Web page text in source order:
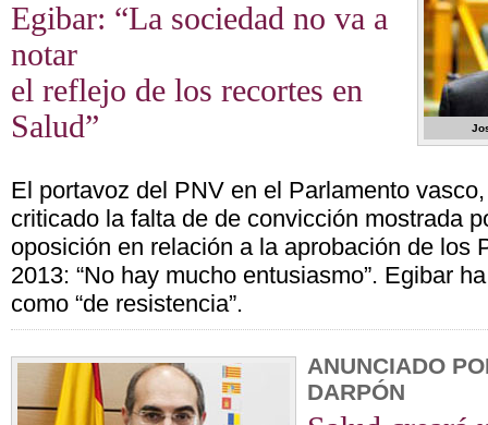
Egibar: “La sociedad no va a
notar
el reflejo de los recortes en
Salud”
El portavoz del PNV en el Parlamento
criticado la falta de de convicción mostrada
oposición en relación a la aprobación de los
2013: “No hay mucho entusiasmo”. Egibar
como “de resistencia”.
ANUNCIADO
DARPÓN